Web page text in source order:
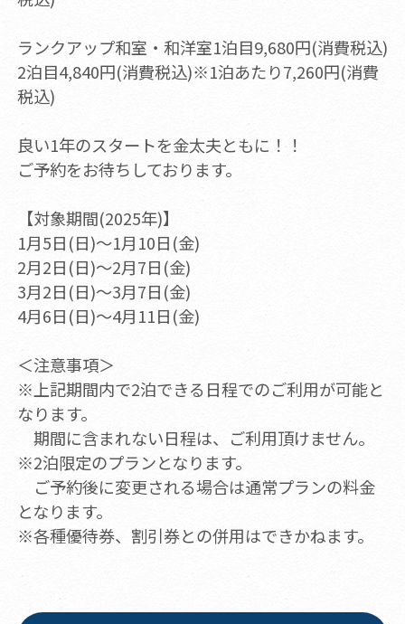
ランクアップ和室・和洋室1泊目9,680円(消費税込)
2泊目4,840円(消費税込)※1泊あたり7,260円(消費
税込)
良い1年のスタートを金太夫ともに！！
ご予約をお待ちしております。
【対象期間(2025年)】
1月5日(日)～1月10日(金)
2月2日(日)～2月7日(金)
3月2日(日)～3月7日(金)
4月6日(日)～4月11日(金)
＜注意事項＞
※上記期間内で2泊できる日程でのご利用が可能と
なります。
期間に含まれない日程は、ご利用頂けません。
※2泊限定のプランとなります。
ご予約後に変更される場合は通常プランの料金
となります。
※各種優待券、割引券との併用はできかねます。